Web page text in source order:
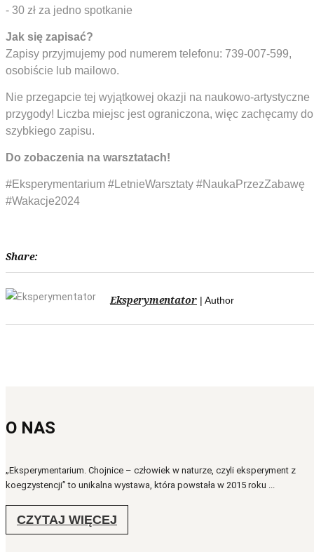
- 30 zł za jedno spotkanie
Jak się zapisać?
Zapisy przyjmujemy pod numerem telefonu: 739-007-599,
osobiście lub mailowo.
Nie przegapcie tej wyjątkowej okazji na naukowo-artystyczne
przygody! Liczba miejsc jest ograniczona, więc zachęcamy do
szybkiego zapisu.
Do zobaczenia na warsztatach!
#Eksperymentarium #LetnieWarsztaty #NaukaPrzezZabawę
#Wakacje2024
Share:
Eksperymentator | Author
O NAS
„Eksperymentarium. Chojnice – człowiek w naturze, czyli eksperyment z
koegzystencji” to unikalna wystawa, która powstała w 2015 roku ...
CZYTAJ WIĘCEJ